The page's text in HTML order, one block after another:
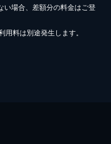
い場合、差額分の料金はご登
料は別途発生します。